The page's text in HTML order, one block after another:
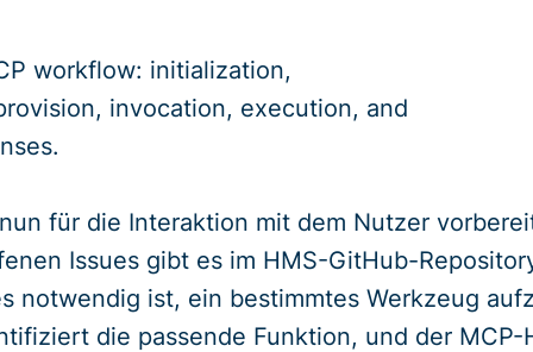
workflow: initialization,
invocation, execution, and
für die Interaktion mit dem Nutzer
Issues gibt es im HMS-GitHub-
notwendig ist, ein bestimmtes Werkzeug
die passende Funktion, und der